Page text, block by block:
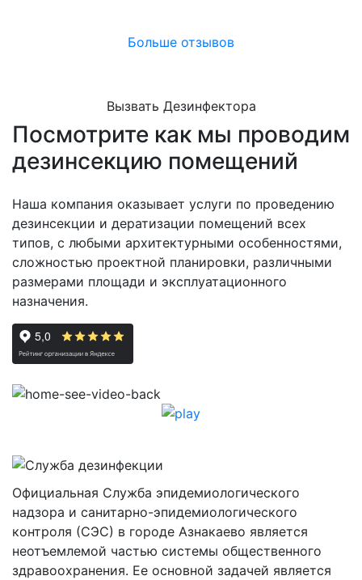
Больше отзывов
Вызвать Дезинфектора
Посмотрите как мы проводим
дезинсекцию помещений
Наша компания оказывает услуги по проведению
дезинсекции и дератизации помещений всех
типов, с любыми архитектурными особенностями,
сложностью проектной планировки, различными
размерами площади и эксплуатационного
назначения.
Официальная Служба эпидемиологического
надзора и санитарно-эпидемиологического
контроля (СЭС) в городе Азнакаево является
неотъемлемой частью системы общественного
здравоохранения. Ее основной задачей является